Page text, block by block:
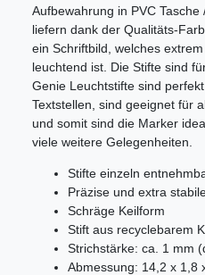
Aufbewahrung in PVC
liefern dank der Qualitäts-
ein Schriftbild, welches
leuchtend ist. Die Stifte sind
Genie Leuchtstifte sind
Textstellen, sind geeignet für
und somit sind die Marker
viele weitere Gelegenheiten.
Stifte einzeln
Präzise und extra
Schräge Keilform
Stift aus recyclebarem
Strichstärke: ca. 1 mm
Abmessung: 14,2 x 1,8